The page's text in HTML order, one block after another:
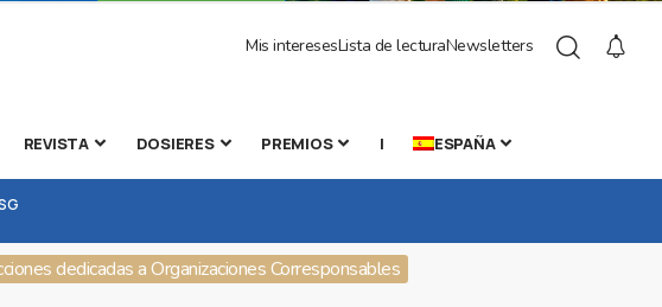
Mis interesesLista de lecturaNewsletters
REVISTA DOSIERES PREMIOS | ESPAÑA
dedicadas a Organizaciones Corresponsables